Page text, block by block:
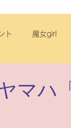
ト 魔女girl
フロード
マハ